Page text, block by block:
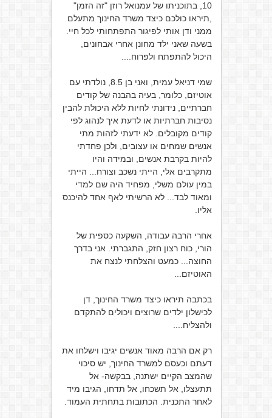
10, בתוכניתו של עמנואל רוזן "זה הזמן"
,תיראו כולכם כיצד משרד החינוך מתעלם
ממני ודן אותי לפיגור התפתחותי לכל חיי.
בשעה שאני ילד מחונן אחרי אבחונים,
היכול להתפתח ולפרוח....
שמי דניאל עמית, ואני בן 8.5, נולדתי עם
אוטיזם, כלומר, בעיה בהבנה של קודים
חברתיים, נידונתי לחיות ללא היכולת להבין
נסיבות חברתיות או לדעת איך לנהוג לפי
קודים מקובלים. לא ידעתי לזהות מתי
אנשים שמחים או עצובים, ולכן פחדתי
להיות בקרבת אנשים, ובמידה והיו
מתקרבים אלי, הייתי נשכב וצורח... הייתי
במין עולם משלי, מפחיד היה שם למדי
ומאוד לבד... לא הרשיתי לאף אחד להיכנס
אליו.
אחרי הרבה עבודה, השקעה כספית של
הורי, כוח רצון חזק, התגברתי. אני בדרך
החוצה... כמעט והצלחתי לנצח את
האוטיזם...
בכתבה תיראו כיצד משרד החינוך, דן
לכישלון ילדים שרוצים ויכולים להתקדם
ולהצליח....
רק אם הרבה מאוד אנשים יגיבו וישלחו את
דעתם וכעסם למשרד החינוך, יש סיכוי
שהמצב הקיים ישתנה, בבקשה- אל
תתעצלו, אל תשכחו, אל תדחו, הגיבו מיד
לאחר התכנית. הכתובות בתחתית העמוד.